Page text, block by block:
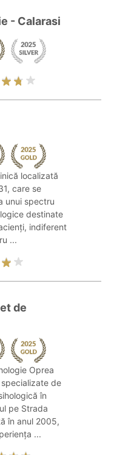
- Calarasi
localizată
care se
unui spectru
destinate
indiferent
...
de
Oprea
de
în
pe Strada
în anul 2005,
...